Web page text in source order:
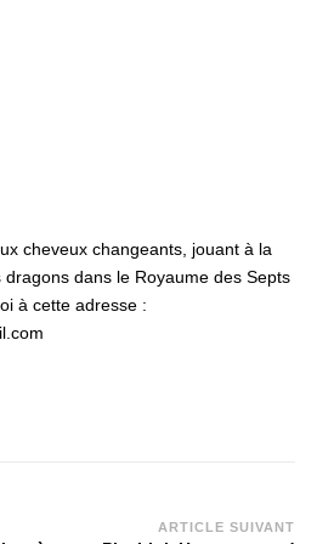
cheveux changeants, jouant à la
dans le Royaume des Septs
à cette adresse :
ARTICLE SUIVANT